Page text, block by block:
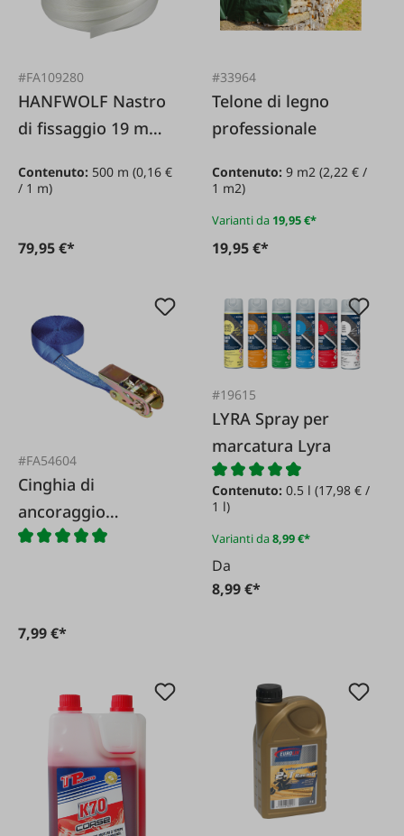
#FA109280
HANFWOLF Nastro
di fissaggio 19 mm
Contenuto: 500 m (0,16 €
/ 1 m)
79,95 €*
#33964
Telone di legno
professionale
Contenuto:9 m2(2,22 € /
1 m2)
Varianti da 19,95 €*
19,95 €*
#FA54604
Cinghia di
ancoraggio
monoblocco 25 mm
7,99 €*
#19615
LYRA Spray per
marcatura Lyra
Contenuto:0.5 l(17,98 € /
1 l)
Varianti da8,99 €*
Da
8,99 €*